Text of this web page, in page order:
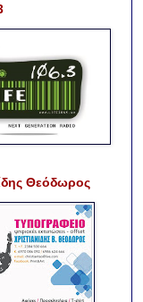
Θεόδωρος